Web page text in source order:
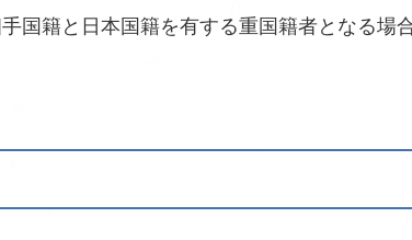
国籍と日本国籍を有する重国籍者となる場